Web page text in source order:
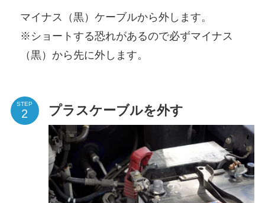
マイナス（黒）ケーブルから外します。
※ショートする恐れがあるので必ずマイナス
（黒）から先に外します。
STEP プラスケーブルを外す